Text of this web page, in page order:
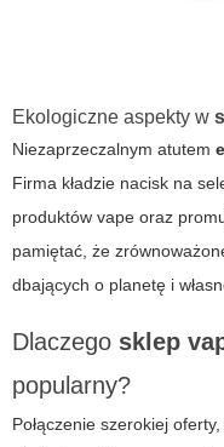
Ekologiczne aspekty w
Niezaprzeczalnym atutem
Firma kładzie nacisk na
produktów vape oraz
pamiętać, że
dbających o planetę i
Dlaczego sklep
popularny?
Połączenie szerokiej